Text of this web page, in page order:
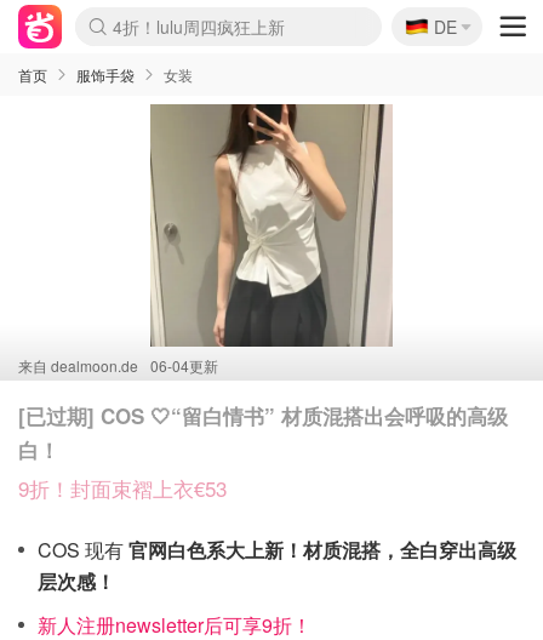
Boticinal 夏促开抢！
4折！lulu周四疯狂上新
还没结束！&OtherStories大促
Joybuy变相75折 随时失效
速领！Stanley独家85折
疑似霸哥！Camper额外叠85折
Zalando 奥莱闪促！每日更新
Moncler反季囤！5折起+叠9折
Coach Brooklyn仅€192
🇩🇪
DE
首页 服饰手袋 女装
来自 dealmoon.de 06-04更新
[已过期] COS 🤍“留白情书” 材质混搭出会呼吸的高级
白！
9折！封面束褶上衣€53
COS 现有官网白色系大上新！材质混搭，全白穿出高级
层次感！
新人注册newsletter后可享9折！